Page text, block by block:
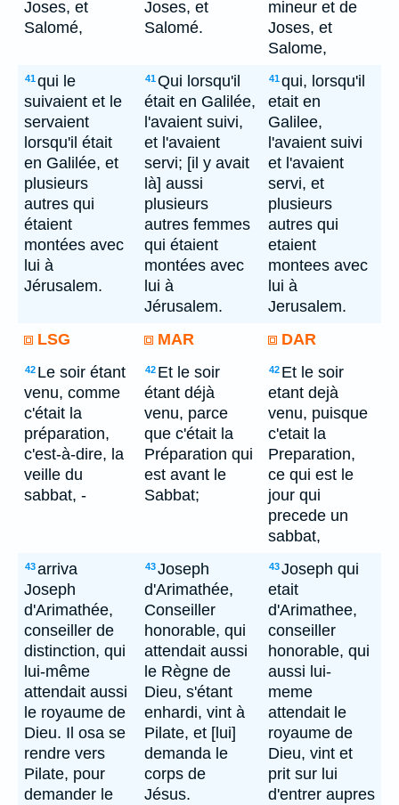
Joses, et
Salomé,
Joses, et
Salomé.
mineur et de
Joses, et
Salome,
41qui le
suivaient et le
servaient
lorsqu'il était
en Galilée, et
plusieurs
autres qui
étaient
montées avec
lui à
Jérusalem.
41Qui lorsqu'il
était en Galilée,
l'avaient suivi,
et l'avaient
servi; [il y avait
là] aussi
plusieurs
autres femmes
qui étaient
montées avec
lui à
Jérusalem.
41qui, lorsqu'il
etait en
Galilee,
l'avaient suivi
et l'avaient
servi, et
plusieurs
autres qui
etaient
montees avec
lui à
Jerusalem.
LSG
MAR DAR
42 Le soir étant
venu, comme
c'était la
préparation,
c'est-à-dire, la
veille du
sabbat, -
42 Et le soir
étant déjà
venu, parce
que c'était la
Préparation qui
est avant le
Sabbat;
42 Et le soir
etant dejà
venu, puisque
c'etait la
Preparation,
ce qui est le
jour qui
precede un
sabbat,
43arriva
Joseph
d'Arimathée,
conseiller de
distinction, qui
lui-même
attendait aussi
le royaume de
Dieu. Il osa se
rendre vers
Pilate, pour
demander le
43Joseph
d'Arimathée,
Conseiller
honorable, qui
attendait aussi
le Règne de
Dieu, s'étant
enhardi, vint à
Pilate, et [lui]
demanda le
corps de
Jésus.
43Joseph qui
etait
d'Arimathee,
conseiller
honorable, qui
aussi lui-
meme
attendait le
royaume de
Dieu, vint et
prit sur lui
d'entrer aupres